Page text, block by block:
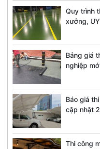
Quy trình
xưởng,
Bảng giá
nghiệp
Báo giá
cập nhật
Thi công